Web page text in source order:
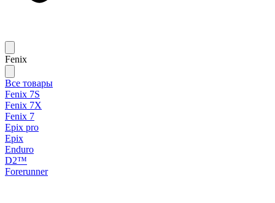
Fenix
Все товары
Fenix 7S
Fenix 7X
Fenix 7
Epix pro
Epix
Enduro
D2™
Forerunner